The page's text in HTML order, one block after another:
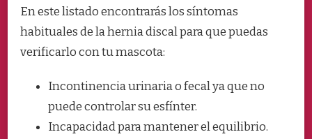
En este listado encontrarás los síntomas
habituales de la hernia discal para que puedas
verificarlo con tu mascota:
Incontinencia urinaria o fecal ya que no
puede controlar su esfínter.
Incapacidad para mantener el equilibrio.